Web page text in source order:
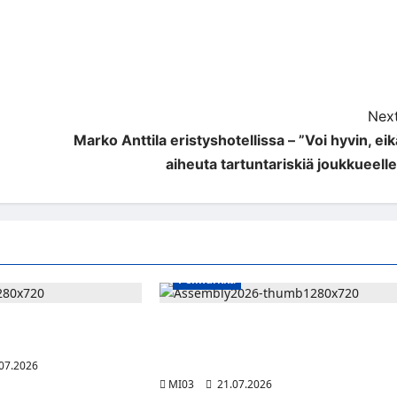
Marko Anttila eristyshotellissa – ”Voi hyvin,
aiheuta tartuntariskiä
Pelinurkka
MI03
21.07.2026